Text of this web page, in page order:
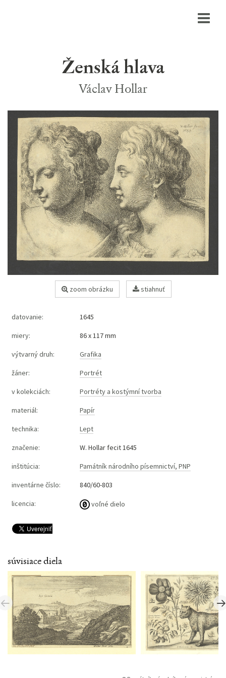
Ženská hlava
Václav Hollar
zoom obrázku stiahnuť
datovanie: 1645
miery: 86 x 117 mm
výtvarný druh: Grafika
žáner: Portrét
v kolekciách: Portréty a kostýmní tvorba
materiál: Papír
technika: Lept
značenie: W. Hollar fecit 1645
inštitúcia: Památník národního písemnictví, PNP
inventárne číslo: 840/60-803
licencia: voľné dielo
súvisiace diela